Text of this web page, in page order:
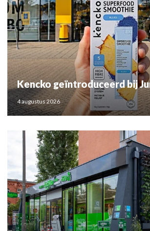
Kencko geïntroduceerd bij
4 augustus 2026